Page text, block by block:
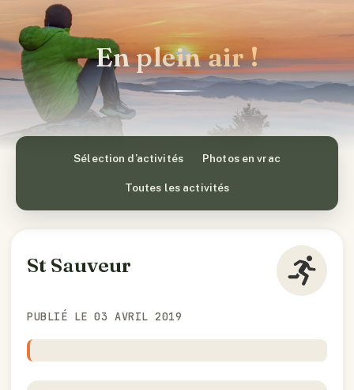
En plein air !
Sélection d’activités Photos en vrac
Toutes les activités
St Sauveur
PUBLIÉ LE 03 AVRIL 2019